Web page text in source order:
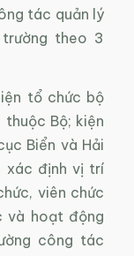
tác quản lý
theo 3
tổ chức bộ
Bộ; kiện
Biển và Hải
xác định vị trí
viên chức
và hoạt động
công tác